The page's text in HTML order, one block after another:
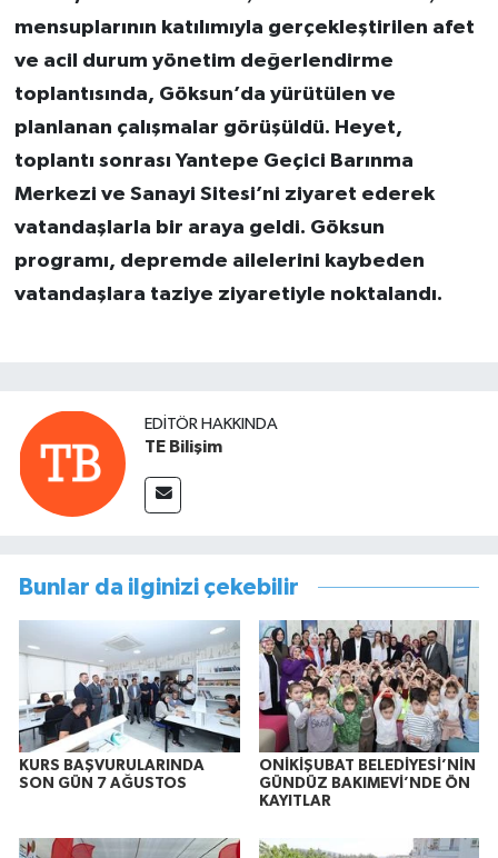
mensuplarının katılımıyla gerçekleştirilen afet
ve acil durum yönetim değerlendirme
toplantısında, Göksun’da yürütülen ve
planlanan çalışmalar görüşüldü. Heyet,
toplantı sonrası Yantepe Geçici Barınma
Merkezi ve Sanayi Sitesi’ni ziyaret ederek
vatandaşlarla bir araya geldi. Göksun
programı, depremde ailelerini kaybeden
vatandaşlara taziye ziyaretiyle noktalandı.
EDITÖR HAKKINDA
TE Bilişim
Bunlar da ilginizi çekebilir
KURS BAŞVURULARINDA
SON GÜN 7 AĞUSTOS
ONİKİŞUBAT BELEDİYESİ’NİN
GÜNDÜZ BAKIMEVİ’NDE ÖN
KAYITLAR